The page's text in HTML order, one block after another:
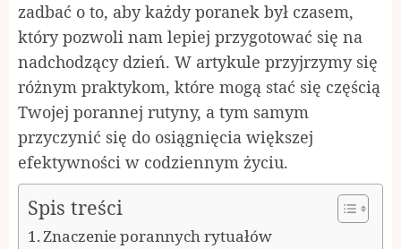
zadbać o to, aby każdy poranek był czasem,
który pozwoli nam lepiej przygotować się na
nadchodzący dzień. W artykule przyjrzymy się
różnym praktykom, które mogą stać się częścią
Twojej porannej rutyny, a tym samym
przyczynić się do osiągnięcia większej
efektywności w codziennym życiu.
Spis treści
Znaczenie porannych rytuałów